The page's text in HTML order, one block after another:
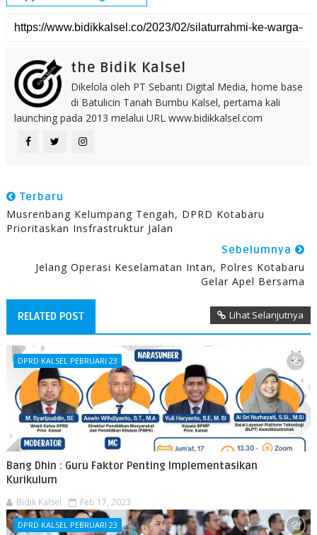
the Bidik Kalsel
Dikelola oleh PT Sebanti Digital Media, home base
di Batulicin Tanah Bumbu Kalsel, pertama kali
launching pada 2013 melalui URL www.bidikkalsel.com
Terbaru
Musrenbang Kelumpang Tengah, DPRD Kotabaru
Prioritaskan Insfrastruktur Jalan
Sebelumnya
Jelang Operasi Keselamatan Intan, Polres Kotabaru
Gelar Apel Bersama
RELATED POST Lihat Selanjutnya
DPRD KALSEL PEBRUARI 23
Bang Dhin : Guru Faktor Penting Implementasikan
Kurikulum
Bidik Kalsel Feb 17, 2023
DPRD KALSEL PEBRUARI 23